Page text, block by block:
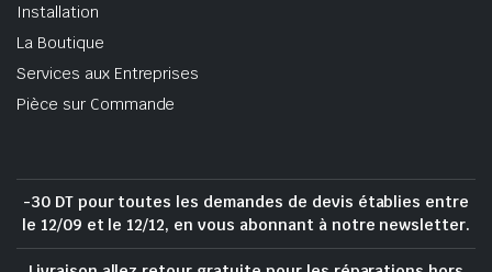
Installation
La Boutique
Services aux Entreprises
Pièce sur Commande
-30 DT pour toutes les demandes de devis établies entre
le 12/09 et le 12/12, en vous abonnant à notre newsletter.